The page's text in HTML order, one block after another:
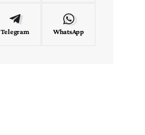
Telegram WhatsApp